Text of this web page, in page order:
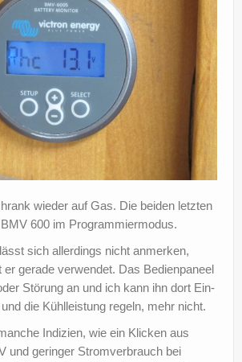
wieder auf Gas. Die beiden letzten
600 im Programmiermodus.
sich allerdings nicht anmerken,
er gerade verwendet. Das Bedienpaneel
Störung an und ich kann ihn dort Ein-
die Kühlleistung regeln, mehr nicht.
Indizien, wie ein Klicken aus
und geringer Stromverbrauch bei